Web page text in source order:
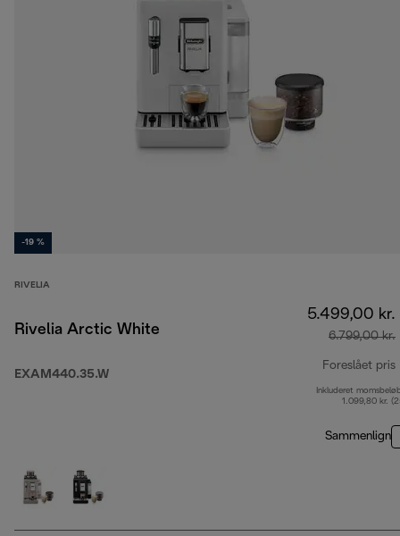
-19 %
RIVELIA
Rivelia Arctic White
EXAM440.35.W
5.499,00 kr.
6.799,00 kr.
Foreslået pris
Inkluderet
1.099,80 kr.
Sammenlign